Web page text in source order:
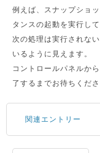
例えば、スナップショ
タンスの起動を実行し
次の処理は実行されな
いるように見えます。
コントロールパネルか
了するまでお待ちくださ
関連エントリー